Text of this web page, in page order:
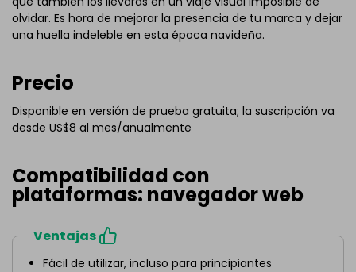
olvidar. Es hora de mejorar la presencia de tu marca y dejar
una huella indeleble en esta época navideña.
Precio
Disponible en versión de prueba gratuita; la suscripción va
desde US$8 al mes/anualmente
Compatibilidad con
plataformas: navegador web
Ventajas
Fácil de utilizar, incluso para principiantes